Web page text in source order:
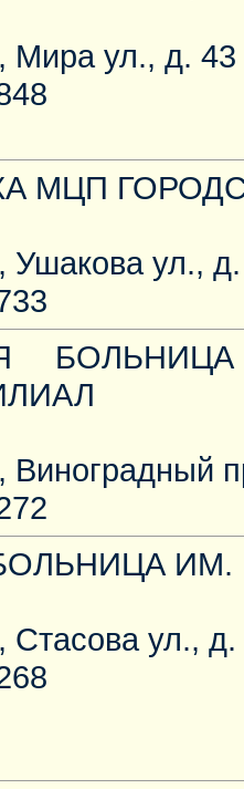
Мира ул., д. 43
МЦП
Ушакова ул.,
Виноградный
ИМ.
Стасова ул., д.